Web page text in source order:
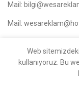
Mail:
Mail:
BLOGWeb
kullanıyoruz. Bu